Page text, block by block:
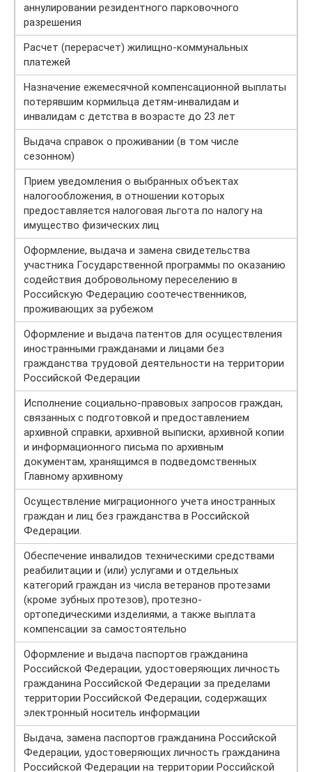
аннулировании резидентного парковочного
разрешения
Расчет (перерасчет) жилищно-коммунальных
платежей
Назначение ежемесячной компенсационной выплаты
потерявшим кормильца детям-инвалидам и
инвалидам с детства в возрасте до 23 лет
Выдача справок о проживании (в том числе
сезонном)
Прием уведомления о выбранных объектах
налогообложения, в отношении которых
предоставляется налоговая льгота по налогу на
имущество физических лиц
Оформление, выдача и замена свидетельства
участника Государственной программы по оказанию
содействия добровольному переселению в
Российскую Федерацию соотечественников,
проживающих за рубежом
Оформление и выдача патентов для осуществления
иностранными гражданами и лицами без
гражданства трудовой деятельности на территории
Российской Федерации
Исполнение социально-правовых запросов граждан,
связанных с подготовкой и предоставлением
архивной справки, архивной выписки, архивной копии
и информационного письма по архивным
документам, хранящимся в подведомственных
Главному архивному
Осуществление миграционного учета иностранных
граждан и лиц без гражданства в Российской
Федерации.
Обеспечение инвалидов техническими средствами
реабилитации и (или) услугами и отдельных
категорий граждан из числа ветеранов протезами
(кроме зубных протезов), протезно-
ортопедическими изделиями, а также выплата
компенсации за самостоятельно
Оформление и выдача паспортов гражданина
Российской Федерации, удостоверяющих личность
гражданина Российской Федерации за пределами
территории Российской Федерации, содержащих
электронный носитель информации
Выдача, замена паспортов гражданина Российской
Федерации, удостоверяющих личность гражданина
Российской Федерации на территории Российской